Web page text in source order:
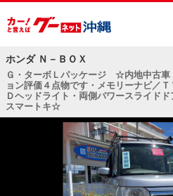
ホンダ Ｎ－ＢＯＸ
Ｇ・ターボＬパッケージ ☆内地中古車
ョン評価４点物です・メモリーナビ／
Ｄヘッドライト・両側パワースライドド
スマートキ☆